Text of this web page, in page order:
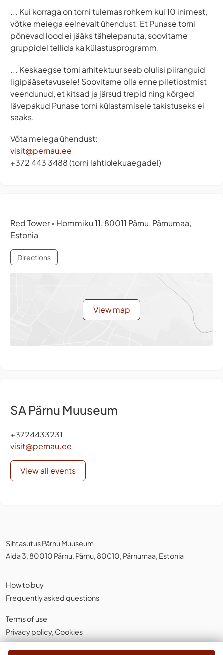
... Kui korraga on torni tulemas rohkem kui 10 inimest,
võtke meiega eelnevalt ühendust. Et Punase torni
põnevad lood ei jääks tähelepanuta, soovitame
gruppidel tellida ka külastusprogramm.
... Keskaegse torni arhitektuur seab olulisi piiranguid
ligipääsetavusele! Soovitame olla enne piletiostmist
veendunud, et kitsad ja järsud trepid ning kõrged
lävepakud Punase torni külastamisele takistuseks ei
saaks.
Võta meiega ühendust:
visit@pernau.ee
+372 443 3488 (torni lahtiolekuaegadel)
Red Tower• Hommiku 11, 80011 Pärnu, Pärnumaa,
Estonia
Directions
View map
SA Pärnu Muuseum
+3724433231
visit@pernau.ee
View all events
Sihtasutus Pärnu Muuseum
Aida 3, 80010 Pärnu, Pärnu, 80010, Pärnumaa, Estonia
How to buy
Frequently asked questions
Terms of use
Privacy policy, Cookies